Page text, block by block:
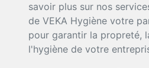
savoir plus sur nos
de VEKA Hygiène votre
pour garantir la propreté,
l'hygiène de votre